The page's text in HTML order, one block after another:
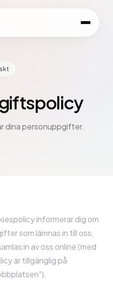
dina personuppgifter.
informerar dig om
som lämnas in till oss,
in av oss online (med
är tillgänglig på